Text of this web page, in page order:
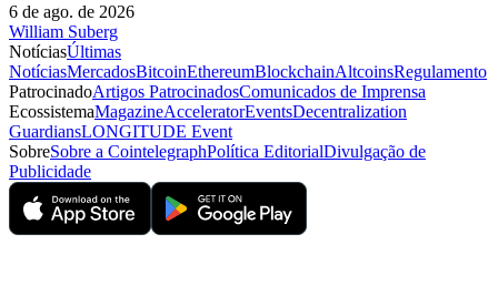
6 de ago. de 2026
William Suberg
NotíciasÚltimas
NotíciasMercadosBitcoinEthereumBlockchainAltcoinsRegulamento
PatrocinadoArtigos PatrocinadosComunicados de Imprensa
EcossistemaMagazineAcceleratorEventsDecentralization
GuardiansLONGITUDE Event
SobreSobre a CointelegraphPolítica EditorialDivulgação de
Publicidade